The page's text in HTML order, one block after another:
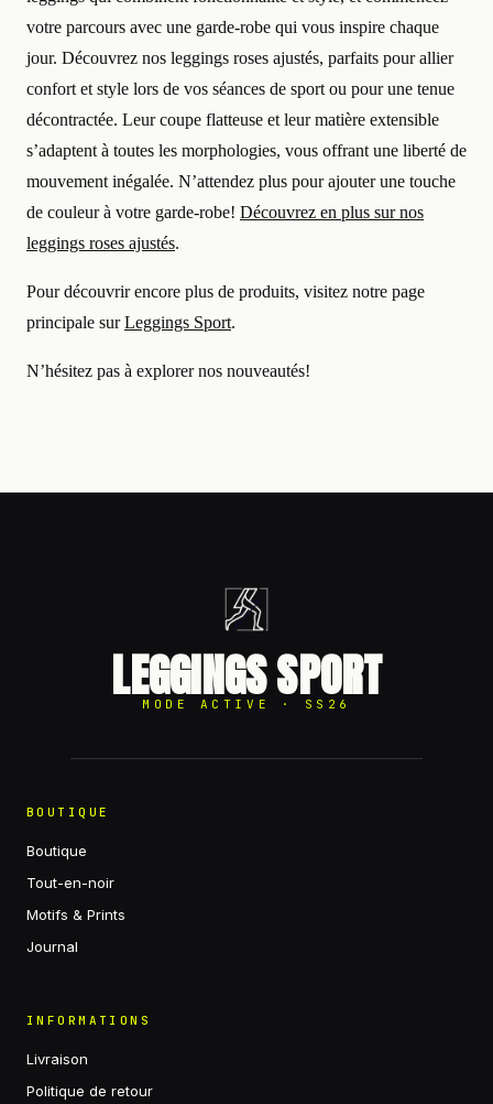
votre parcours avec une garde-robe qui vous inspire chaque
jour. Découvrez nos leggings roses ajustés, parfaits pour allier
confort et style lors de vos séances de sport ou pour une tenue
décontractée. Leur coupe flatteuse et leur matière extensible
s’adaptent à toutes les morphologies, vous offrant une liberté de
mouvement inégalée. N’attendez plus pour ajouter une touche
de couleur à votre garde-robe! Découvrez en plus sur nos
leggings roses ajustés.
Pour découvrir encore plus de produits, visitez notre page
principale surLeggings Sport.
N’hésitez pas à explorer nos nouveautés!
LEGGINGS SPORT
MODE ACTIVE · SS26
BOUTIQUE
Boutique
Tout-en-noir
Motifs & Prints
Journal
INFORMATIONS
Livraison
Politique de retour